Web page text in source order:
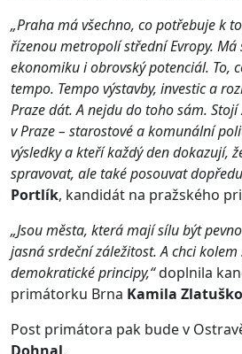
„Praha má všechno, co potřebuje k
řízenou metropolí střední Evropy.
ekonomiku i obrovský potenciál. To,
tempo. Tempo výstavby, investic a
Praze dát. A nejdu do toho sám.
v Praze – starostové a komunální
výsledky a kteří každý den dokazují,
spravovat, ale také posouvat
Portlík, kandidát na pražského
„Jsou města, která mají sílu být
jasná srdeční záležitost. A chci
demokratické principy,“doplnila
primátorku Brna Kamila
Post primátora pak bude v